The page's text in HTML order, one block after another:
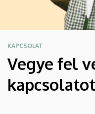
KAPCSOLAT
Vegye fel
kapcsolatot